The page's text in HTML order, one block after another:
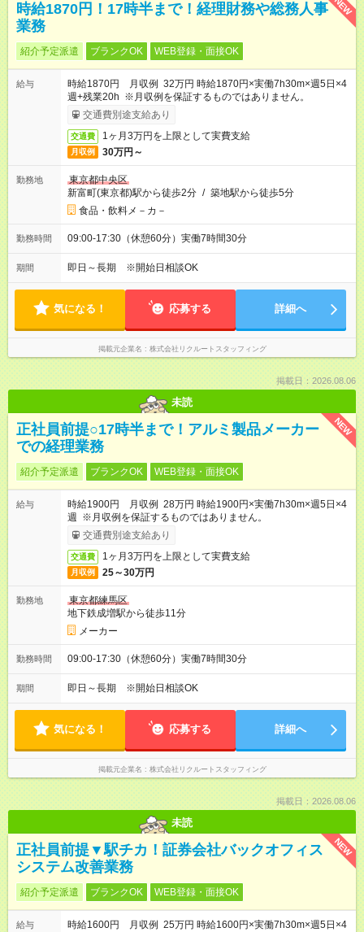
NEW
時給1870円！17時半まで！経理財務や総務人事
業務
紹介予定派遣 ブランクOK WEB登録・面接OK
給与
時給1870円 月収例 32万円 時給1870円×実働7h30m×週5日×4
週+残業20h ※月収例を保証するものではありません。
交通費別途支給あり
交通費 1ヶ月3万円を上限として実費支給
月収例 30万円～
勤務地
東京都中央区
新富町(東京都)駅から徒歩2分 / 築地駅から徒歩5分
食品・飲料メ－カ－
勤務時間 09:00-17:30（休憩60分）実働7時間30分
期間 即日～長期 ※開始日相談OK
気になる！ 応募する 詳細へ
掲載元企業名 株式会社リクルートスタッフィング
掲載日：2026.08.06
未読
NEW
正社員前提○17時半まで！アルミ製品メーカー
での経理業務
紹介予定派遣 ブランクOK WEB登録・面接OK
給与
時給1900円 月収例 28万円 時給1900円×実働7h30m×週5日×4
週 ※月収例を保証するものではありません。
交通費別途支給あり
交通費 1ヶ月3万円を上限として実費支給
月収例 25～30万円
勤務地
東京都練馬区
地下鉄成増駅から徒歩11分
メーカー
勤務時間 09:00-17:30（休憩60分）実働7時間30分
期間 即日～長期 ※開始日相談OK
気になる！ 応募する 詳細へ
掲載元企業名 株式会社リクルートスタッフィング
掲載日：2026.08.06
未読
NEW
正社員前提▼駅チカ！証券会社バックオフィス
システム改善業務
紹介予定派遣 ブランクOK WEB登録・面接OK
給与
時給1600円 月収例 25万円 時給1600円×実働7h30m×週5日×4